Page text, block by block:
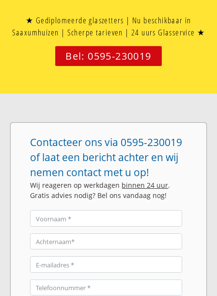
★ Gediplomeerde glaszetters | Nu beschikbaar in
Saaxumhuizen | Scherpe tarieven | 24 uurs Glasservice ★
Bel: 0595-230019
Contacteer ons via 0595-230019
of laat een bericht achter en wij
nemen contact met u op!
Wij reageren op werkdagen binnen 24 uur.
Gratis advies nodig? Bel ons vandaag nog!